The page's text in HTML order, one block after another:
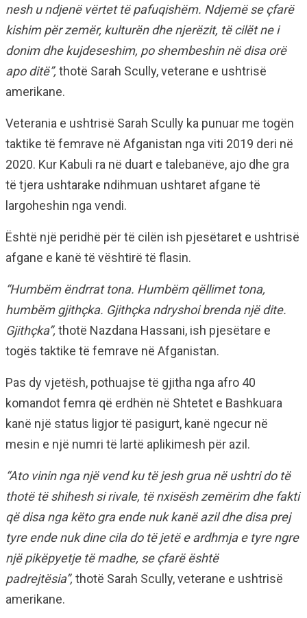
nesh u ndjenë vërtet të pafuqishëm. Ndjemë se çfarë
kishim për zemër, kulturën dhe njerëzit, të cilët ne i
donim dhe kujdeseshim, po shembeshin në disa orë
apo ditë”, thotë Sarah Scully, veterane e ushtrisë
amerikane.
Veterania e ushtrisë Sarah Scully ka punuar me togën
taktike të femrave në Afganistan nga viti 2019 deri në
2020. Kur Kabuli ra në duart e talebanëve, ajo dhe gra
të tjera ushtarake ndihmuan ushtaret afgane të
largoheshin nga vendi.
Është një peridhë për të cilën ish pjesëtaret e ushtrisë
afgane e kanë të vështirë të flasin.
“Humbëm ëndrrat tona. Humbëm qëllimet tona,
humbëm gjithçka. Gjithçka ndryshoi brenda një dite.
Gjithçka”, thotë Nazdana Hassani, ish pjesëtare e
togës taktike të femrave në Afganistan.
Pas dy vjetësh, pothuajse të gjitha nga afro 40
komandot femra që erdhën në Shtetet e Bashkuara
kanë një status ligjor të pasigurt, kanë ngecur në
mesin e një numri të lartë aplikimesh për azil.
“Ato vinin nga një vend ku të jesh grua në ushtri do të
thotë të shihesh si rivale, të nxisësh zemërim dhe fakti
që disa nga këto gra ende nuk kanë azil dhe disa prej
tyre ende nuk dine cila do të jetë e ardhmja e tyre ngre
një pikëpyetje të madhe, se çfarë është
padrejtësia”, thotë Sarah Scully, veterane e ushtrisë
amerikane.